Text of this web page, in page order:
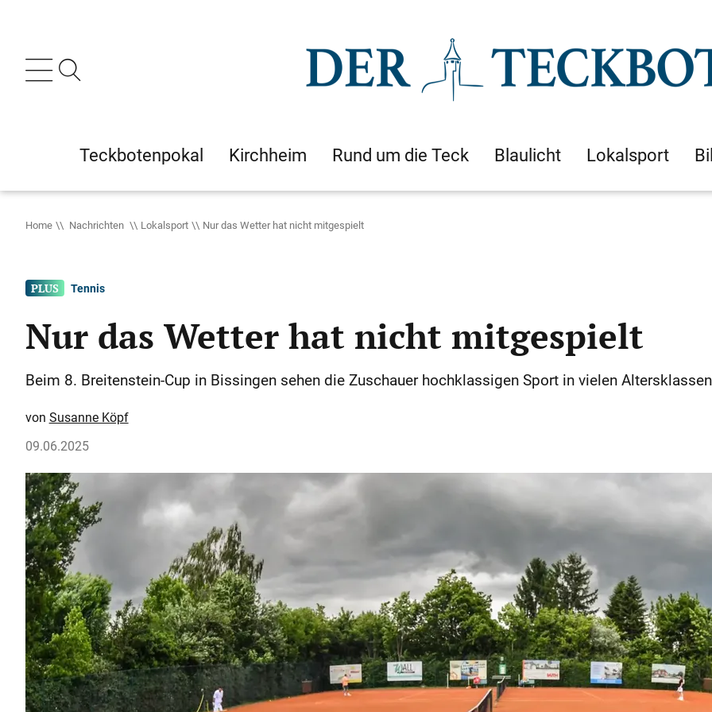
Teckbotenpokal Kirchheim Rund um die Teck Blaulicht Lokalsport
Home Nachrichten Lokalsport Nur das Wetter hat nicht mitgespielt
Tennis
Nur das Wetter hat nicht mitgespielt
Beim 8. Breitenstein-Cup in Bissingen sehen die Zuschauer hochklassigen Sport in vielen
Susanne Köpf
09.06.2025